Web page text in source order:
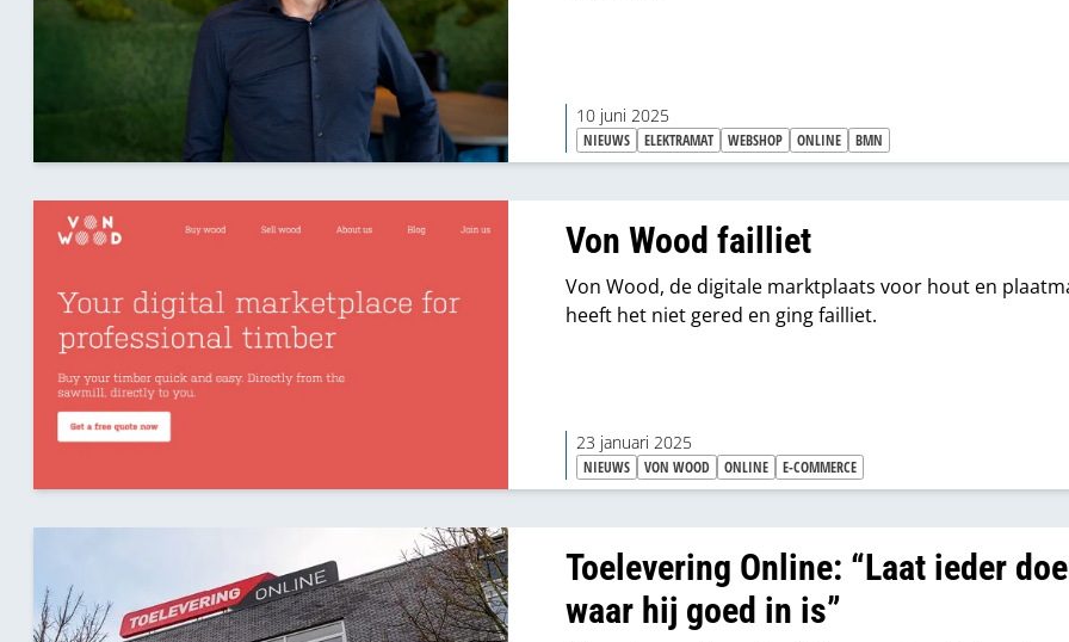
10 juni 2025
NIEUWS ELEKTRAMAT WEBSHOP ONLINE BMN
Von Wood failliet
Von Wood, de digitale marktplaats voor hout en
heeft het niet gered en ging failliet.
23 januari 2025
NIEUWS VON WOOD ONLINE E-COMMERCE
Toelevering Online: “Laat ieder
waar hij goed in is”